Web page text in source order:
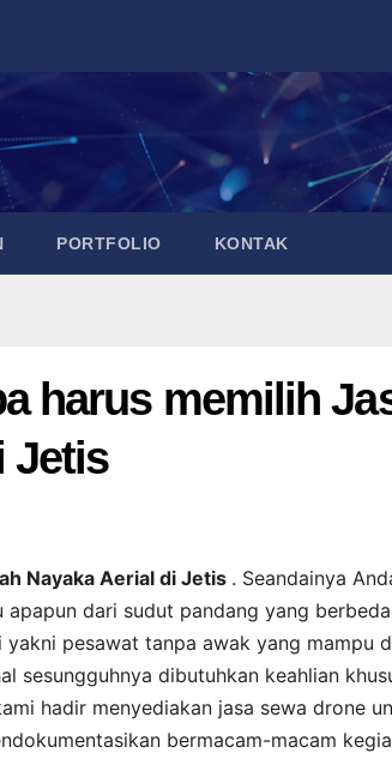
PORTFOLIO KONTAK
harus memilih
Jetis
Nayaka Aerial di Jetis . Seandainya
dari sudut pandang yang
pesawat tanpa awak yang mampu
sesungguhnya dibutuhkan keahlian
hadir menyediakan jasa sewa drone
bermacam-macam